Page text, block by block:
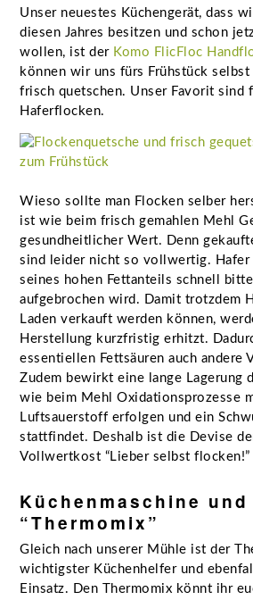
Unser neuestes Küchengerät, dass
diesen Jahres besitzen und schon
wollen, ist der Komo FlicFloc
können wir uns fürs Frühstück
frisch quetschen. Unser Favorit sind
Haferflocken.
Wieso sollte man Flocken selber
ist wie beim frisch gemahlen Mehl
gesundheitlicher Wert. Denn
sind leider nicht so vollwertig. Hafer
seines hohen Fettanteils schnell
aufgebrochen wird. Damit trotzdem
Laden verkauft werden können,
Herstellung kurzfristig erhitzt.
essentiellen Fettsäuren auch andere
Zudem bewirkt eine lange Lagerung
wie beim Mehl Oxidationsprozesse
Luftsauerstoff erfolgen und ein
stattfindet. Deshalb ist die Devise
Vollwertkost “Lieber selbst flocken!”
Küchenmaschine und
“Thermomix”
Gleich nach unserer Mühle ist der
wichtigster Küchenhelfer und
Einsatz. Den Thermomix könnt ihr